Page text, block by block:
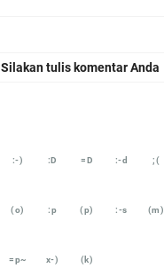
Silakan tulis komentar Anda
:-) :D =D :-d ;(
(o) :p (p) :-s (m)
=p~ x-) (k)